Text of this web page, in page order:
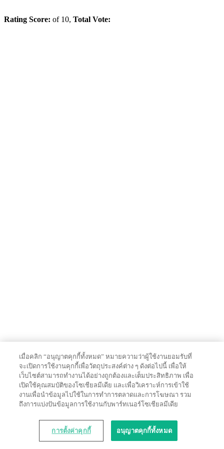
Rating Score: of 10, Total Vote:
เมื่อคลิก “อนุญาตคุกกี้ทั้งหมด” หมายความว่าผู้ใช้งานยอมรับที่
จะเปิดการใช้งานคุกกี้เพื่อวัตถุประสงค์ต่าง ๆ ดังต่อไปนี้ เพื่อให้
เว็บไซต์สามารถทำงานได้อย่างถูกต้องและเต็มประสิทธิภาพ เพื่อ
เปิดใช้คุณสมบัติของโซเชียลมีเดีย และเพื่อวิเคราะห์การเข้าใช้
งานเพื่อนำข้อมูลไปใช้ในการทำการตลาดและการโฆษณา รวม
ถึงการแบ่งปันข้อมูลการใช้งานกับพาร์ทเนอร์โซเชียลมีเดีย
การตั้งค่าคุกกี้ อนุญาตคุกกี้ทั้งหมด